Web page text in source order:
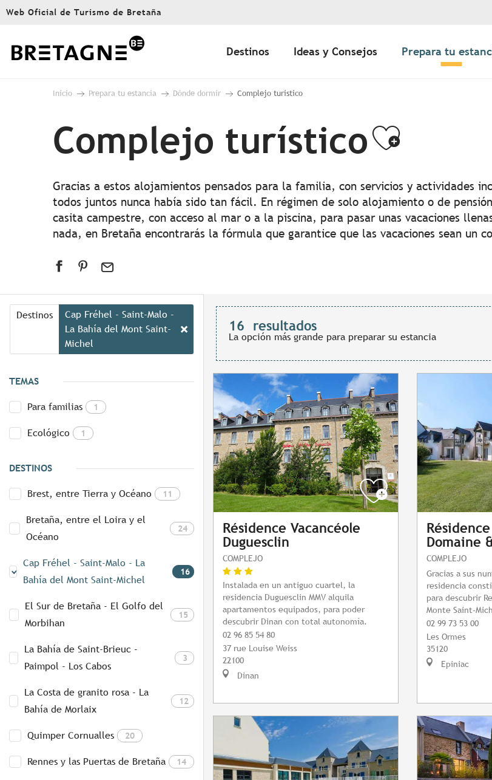
Aller
principal
Web Oficial de Turismo de Bretaña
Destinos Ideas y Consejos Prepara tu
Inicio Prepara tu estancia Dónde dormir Complejo turístico
Complejo turístico
Gracias a estos alojamientos pensados para la familia, con servicios y actividades
todos juntos nunca había sido tan fácil. En régimen de solo alojamiento o de
casita campestre, con acceso al mar o a la piscina, para pasar unas vacaciones
nada, en Bretaña encontrarás la fórmula que garantice que las vacaciones sean un
Destinos
Cap Fréhel - Saint-Malo -
La Bahía del Mont Saint-
Michel
TEMAS
Para familias 1
Ecológico 1
DESTINOS
Brest, entre Tierra y Océano 11
Bretaña, entre el Loira y el
Océano
24
Cap Fréhel - Saint-Malo - La
Bahía del Mont Saint-Michel
16
El Sur de Bretaña - El Golfo del
Morbihan
15
La Bahía de Saint-Brieuc -
Paimpol - Los Cabos
3
La Costa de granito rosa - La
Bahía de Morlaix
12
Quimper Cornualles 20
Rennes y las Puertas de Bretaña 14
16 resultados
La opción más grande para preparar su estancia
Résidence Vacancéole
Duguesclin
COMPLEJO
Instalada en un antiguo cuartel, la
residencia Duguesclin MMV alquila
apartamentos equipados, para poder
descubrir Dinan con total autonomía.
02 96 85 54 80
37 rue Louise Weiss
22100
Dinan
Domaine
COMPLEJO
Gracias a sus
residencia
para descubrir
Monte Saint-
02 99 73 53 00
Les Ormes
35120
Epiniac